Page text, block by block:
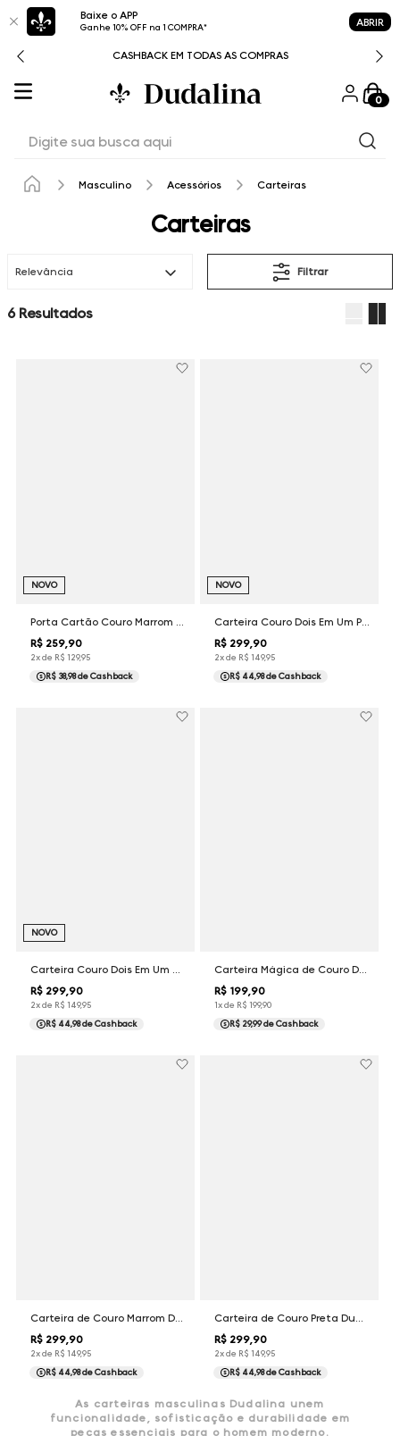
Baixe o APP
Ganhe 10% OFF na 1 COMPRA* ABRIR
CASHBACK EM TODAS AS COMPRAS
0
Masculino Acessórios Carteiras
Carteiras
Relevância Filtrar
6
R$ 259 90
2x de R$ 129,95
NOVO
R$ 38,98de Cashback
R$ 299 90
2x de R$ 149,95
NOVO
R$ 44,98de Cashback
Carteira Couro Dois Em Um Marrom Dudalina Masculina
R$ 299,90
2x de R$ 149,95
NOVO
R$ 44,98de Cashback
Carteira Mágica de Couro Dudalina Masculina
R$ 199,90
1x de R$ 199,90
R$ 29,99de Cashback
R$ 299 90
2x de R$ 149,95
R$ 44,98de Cashback
R$ 299 90
2x de R$ 149,95
R$ 44,98de Cashback
As carteiras masculinas Dudalina unem
funcionalidade, sofisticação e durabilidade em
peças essenciais para o homem moderno.